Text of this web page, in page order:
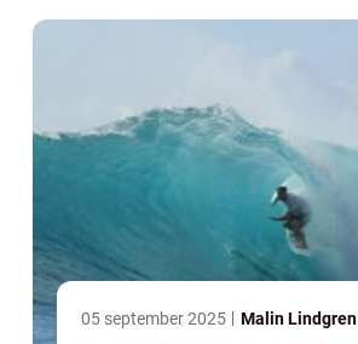
05 september 2025 Malin Lindgren